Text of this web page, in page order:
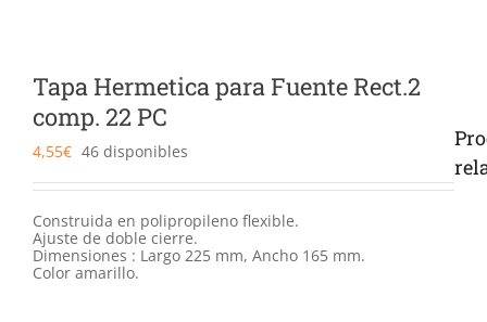
Food Service y Vending
91 629 17 10
Tapa Hermetica para Fuente Rect.2
comp. 22 PC
4,55€ 46 disponibles
Construida en polipropileno flexible.
Ajuste de doble cierre.
Dimensiones : Largo 225 mm, Ancho 165 mm.
Color amarillo.